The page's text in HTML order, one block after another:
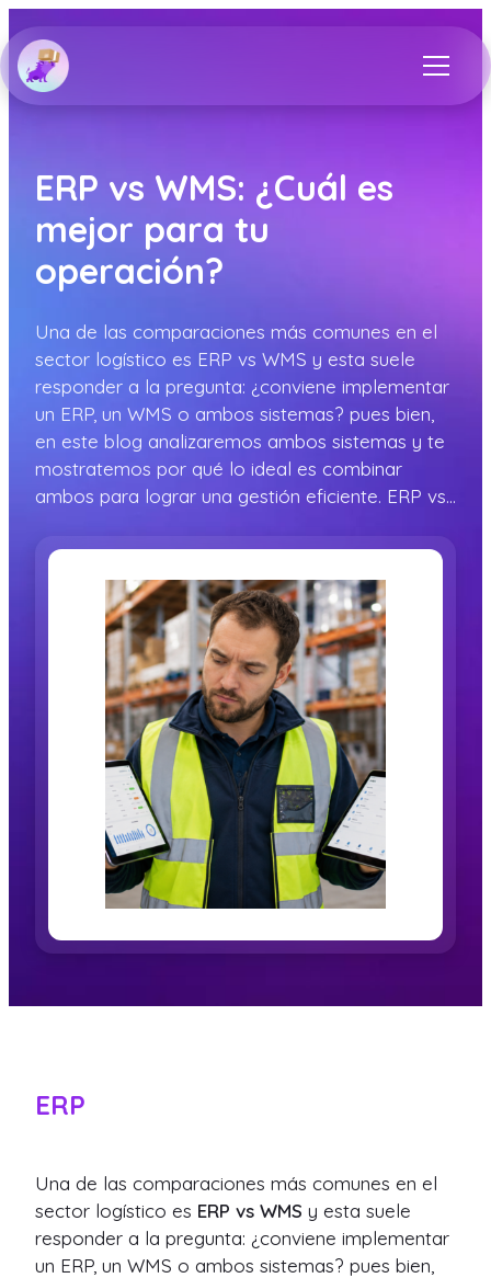
ERP vs WMS: ¿Cuál es
mejor para tu
operación?
Una de las comparaciones más comunes en el
sector logístico es ERP vs WMS y esta suele
responder a la pregunta: ¿conviene implementar
un ERP, un WMS o ambos sistemas? pues bien,
en este blog analizaremos ambos sistemas y te
mostratemos por qué lo ideal es combinar
ambos para lograr una gestión eficiente. ERP vs…
ERP
Una de las comparaciones más comunes en el
sector logístico es ERP vs WMS y esta suele
responder a la pregunta: ¿conviene implementar
un ERP, un WMS o ambos sistemas? pues bien,